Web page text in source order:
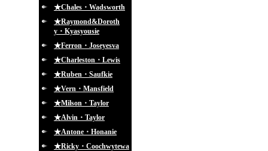
★Chales・Wadsworth
★Raymond&Doroth
y・Kyasyousie
★Ferron・Joseyesva
★Charleston・Lewis
★Ruben・Saufkie
★Vern・Mansfield
★Milson・Taylor
★Alvin・Taylor
★Antone・Honanie
★Ricky・Coochwytewa